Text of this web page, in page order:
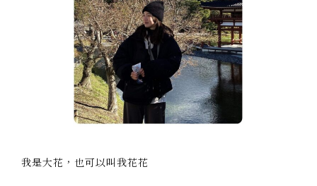
我是大花，也可以叫我花花